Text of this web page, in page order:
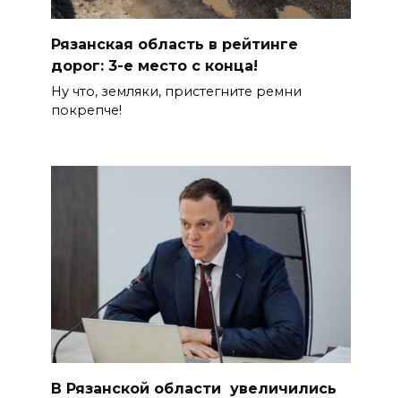
Рязанская область в рейтинге
дорог: 3-е место с конца!
Ну что, земляки, пристегните ремни
покрепче!
В Рязанской области увеличились